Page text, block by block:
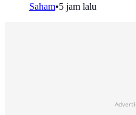
Saham•5 jam lalu